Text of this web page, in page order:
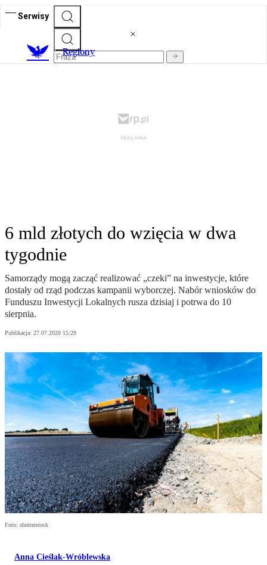
Serwisy
Regiony
6 mld złotych do wzięcia w dwa
tygodnie
Samorządy mogą zacząć realizować „czeki” na inwestycje, które
dostały od rząd podczas kampanii wyborczej. Nabór wniosków do
Funduszu Inwestycji Lokalnych rusza dzisiaj i potrwa do 10
sierpnia.
Publikacja: 27.07.2020 15:29
Foto: shutterstock
Anna Cieślak-Wróblewska